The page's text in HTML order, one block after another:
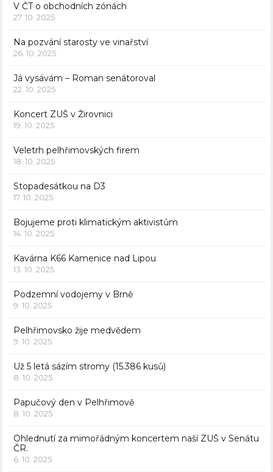
V ČT o obchodních zónách
27. 10. 2025
Na pozvání starosty ve vinařství
26. 10. 2025
Já vysávám – Roman senátoroval
22. 10. 2025
Koncert ZUŠ v Žirovnici
19. 10. 2025
Veletrh pelhřimovských firem
18. 10. 2025
Stopadesátkou na D3
17. 10. 2025
Bojujeme proti klimatickým aktivistům
14. 10. 2025
Kavárna K66 Kamenice nad Lipou
13. 10. 2025
Podzemní vodojemy v Brně
9. 10. 2025
Pelhřimovsko žije medvědem
9. 10. 2025
Už 5 letá sázím stromy (15.386 kusů)
8. 10. 2025
Papučový den v Pelhřimově
8. 10. 2025
Ohlednutí za mimořádným koncertem naší ZUŠ v Senátu
ČR.
6. 10. 2025